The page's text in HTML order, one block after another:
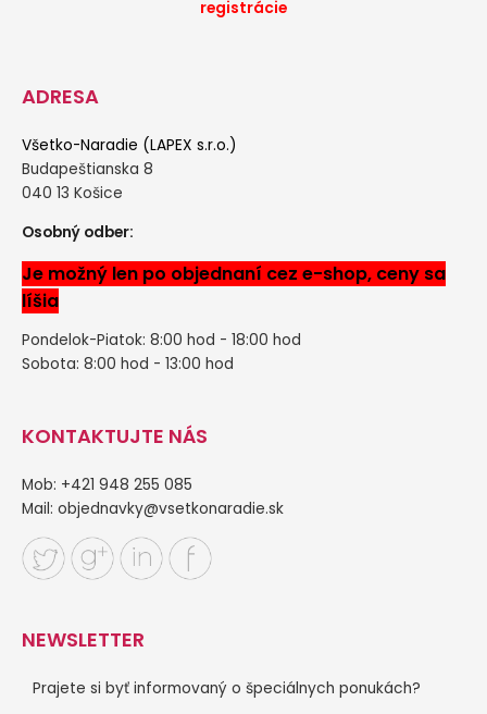
registrácie
ADRESA
Všetko-Naradie (LAPEX s.r.o.)
Budapeštianska 8
040 13 Košice
Osobný odber:
Je možný len po objednaní cez e-shop, ceny sa
líšia
Pondelok-Piatok: 8:00 hod - 18:00 hod
Sobota: 8:00 hod - 13:00 hod
KONTAKTUJTE NÁS
Mob: +421 948 255 085
Mail: objednavky@vsetkonaradie.sk
NEWSLETTER
Prajete si byť informovaný o špeciálnych ponukách?